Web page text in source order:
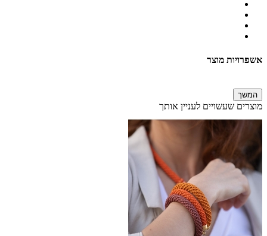
אשפרויות מוצר
המשך
מוצרים שעשויים לעניין אותך